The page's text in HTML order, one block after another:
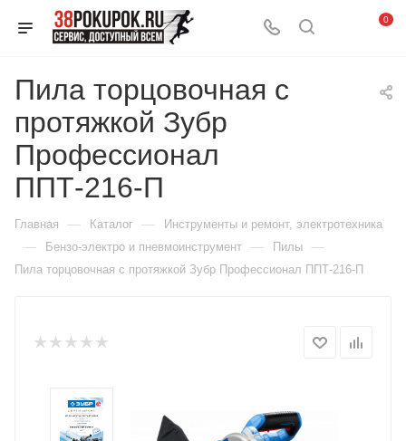
0
Пила торцовочная с
протяжкой Зубр
Профессионал
ППТ-216-П
Главная — Каталог — Инструменты и ремонт, электротехника
— Бензо-электро и пневмоинструмент — Пилы —
Пила торцовочная с протяжкой Зубр Профессионал ППТ-216-П